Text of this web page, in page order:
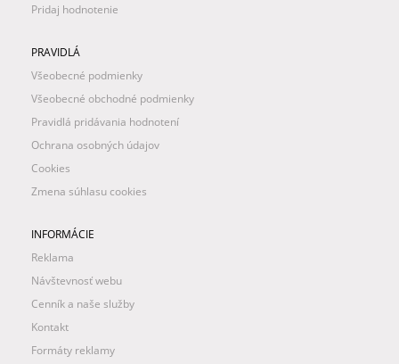
Pridaj hodnotenie
PRAVIDLÁ
Všeobecné podmienky
Všeobecné obchodné podmienky
Pravidlá pridávania hodnotení
Ochrana osobných údajov
Cookies
Zmena súhlasu cookies
INFORMÁCIE
Reklama
Návštevnosť webu
Cenník a naše služby
Kontakt
Formáty reklamy